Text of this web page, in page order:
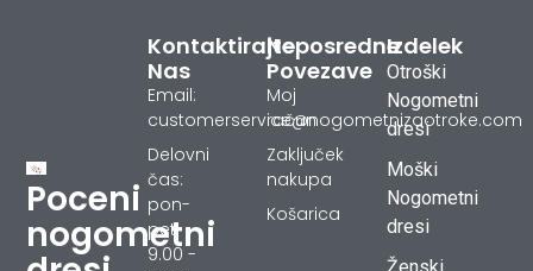
Poceni
nogometni
Izdelek
Otroški
Nogometni
dresi
Moški
Nogometni
dresi
Neposredne
Povezave
Moj
račun
Zaključek
nakupa
Košarica
Kontaktirajte
Nas
Email:
customerservice@nogometnizaotroke.com
Delovni
čas:
pon-
pet
9.00 -